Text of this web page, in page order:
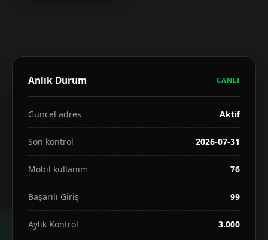
Anlık Durum CANLI
Güncel adres Aktif
Son kontrol 2026-07-31
Mobil kullanım 76
Başarılı Giriş 99
Aylık Kontrol 3.000